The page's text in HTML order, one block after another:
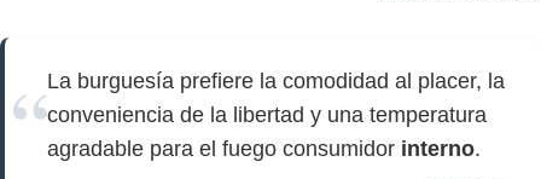
La burguesía prefiere la comodidad al placer, la
conveniencia de la libertad y una temperatura
agradable para el fuego consumidor interno.